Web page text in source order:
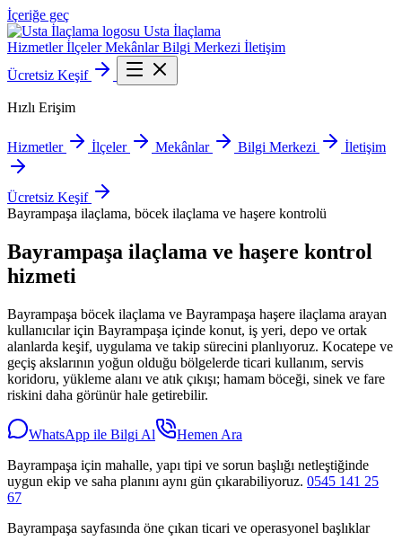
İçeriğe geç
Usta İlaçlama
HizmetlerİlçelerMekânlarBilgi Merkezi İletişim
Ücretsiz Keşif
Hızlı Erişim
Hizmetler İlçeler Mekânlar Bilgi Merkezi İletişim
Ücretsiz Keşif
Bayrampaşa ilaçlama, böcek ilaçlama ve haşere kontrolü
Bayrampaşa ilaçlama ve haşere kontrol
hizmeti
Bayrampaşa böcek ilaçlama ve Bayrampaşa haşere ilaçlama arayan
kullanıcılar için Bayrampaşa içinde konut, iş yeri, depo ve ortak
alanlarda keşif, uygulama ve takip sürecini planlıyoruz. Kocatepe ve
geçiş akslarının yoğun olduğu bölgelerde ticari kullanım, servis
koridoru, yükleme alanı ve atık çıkışı; hamam böceği, sinek ve fare
riskini daha görünür hale getirebilir.
WhatsApp ile Bilgi Al
Hemen Ara
Bayrampaşa için mahalle, yapı tipi ve sorun başlığı netleştiğinde
uygun ekip ve saha planını aynı gün çıkarabiliyoruz. 0545 141 25
67
Bayrampaşa sayfasında öne çıkan ticari ve operasyonel başlıklar